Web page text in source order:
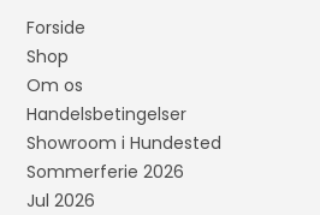
Forside
Shop
Om os
Handelsbetingelser
Showroom i Hundested
Sommerferie 2026
Jul 2026